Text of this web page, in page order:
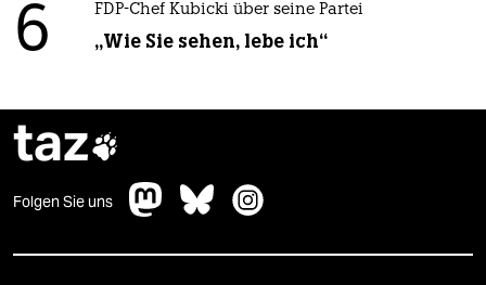
6 FDP-Chef Kubicki über seine Partei
„Wie Sie sehen, lebe ich“
taz
Folgen Sie uns